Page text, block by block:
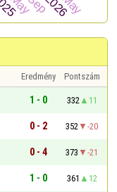
Eredmény
Pontszám
1 - 0 332
11
0 - 2 352
-20
0 - 4 373
-21
1 - 0 361
12